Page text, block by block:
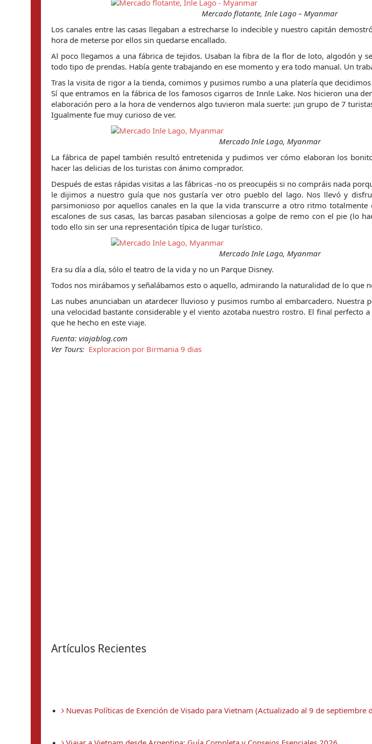
Mercado flotante, Inle Lago – Myanmar
Los canales entre las casas llegaban a estrecharse lo indecible y nuestro capitán
hora de meterse por ellos sin quedarse encallado.
Al poco llegamos a una fábrica de tejidos. Usaban la fibra de la flor de loto, algodón y
todo tipo de prendas. Había gente trabajando en ese momento y era todo manual. Un
Tras la visita de rigor a la tienda, comimos y pusimos rumbo a una platería que
Sí que entramos en la fábrica de los famosos cigarros de Innle Lake. Nos hicieron una
elaboración pero a la hora de vendernos algo tuvieron mala suerte: ¡un grupo de 7
Igualmente fue muy curioso de ver.
Mercado Inle Lago, Myanmar
La fábrica de papel también resultó entretenida y pudimos ver cómo elaboran los
hacer las delicias de los turistas con ánimo comprador.
Después de estas rápidas visitas a las fábricas -no os preocupéis si no compráis nada
le dijimos a nuestro guía que nos gustaría ver otro pueblo del lago. Nos llevó y
parsimonioso por aquellos canales en la que la vida transcurre a otro ritmo
escalones de sus casas, las barcas pasaban silenciosas a golpe de remo con el pie (lo
todo ello sin ser una representación típica de lugar turístico.
Mercado Inle Lago, Myanmar
Era su día a día, sólo el teatro de la vida y no un Parque Disney.
Todos nos mirábamos y señalábamos esto o aquello, admirando la naturalidad de lo que
Las nubes anunciaban un atardecer lluvioso y pusimos rumbo al embarcadero. Nuestra
una velocidad bastante considerable y el viento azotaba nuestro rostro. El final perfecto
que he hecho en este viaje.
Fuenta: viajablog.com
Ver Tours: Exploracion por Birmania 9 dias
Artículos Recientes
Nuevas Políticas de Exención de Visado para Vietnam (Actualizado al 9 de septiembre